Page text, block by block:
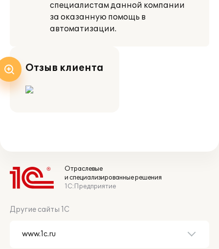
специалистам данной компании
за оказанную помощь в
автоматизации.
Отзыв клиента
Отраслевые
и специализированные решения
1С:Предприятие
Другие сайты 1С